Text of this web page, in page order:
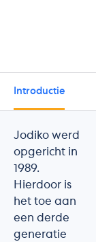
Introductie
Jodiko werd
opgericht in
1989.
Hierdoor is
het toe aan
een derde
generatie